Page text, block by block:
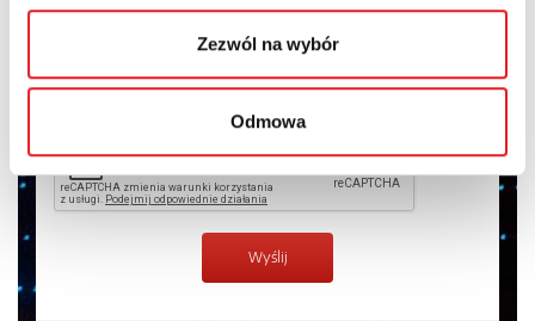
Zezwól na wybór
Odmowa
osobowych przez Relpol S.A. Więcej informacji na temat
Zapoznałem z treściąPolityki Prywatności*